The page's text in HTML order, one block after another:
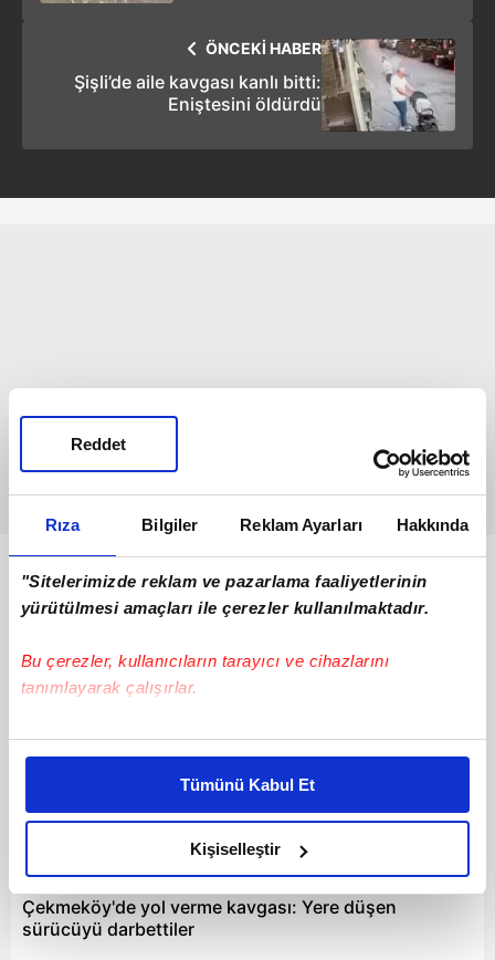
Rıza Bilgiler Reklam Ayarları Hakkında
"Sitelerimizde reklam ve pazarlama faaliyetlerinin
yürütülmesi amaçları ile çerezler kullanılmaktadır.
Bu çerezler, kullanıcıların tarayıcı ve cihazlarını
tanımlayarak çalışırlar.
Bu çerezlere izin vermeniz halinde sizlere özel
daha iyi reklam deneyimi yaşatabiliriz. Bunu yaparken
amacımızın size daha iyi bir reklam deneyimi sunmak
olduğunu ve sizlere en iyi içerikleri sunabilmek adına
elimizden gelen çabayı gösterdiğimizi ve bu noktada,
reklamların maliyetlerimizi karşılamak noktasında tek gelir
kalemimiz olduğunu sizlere hatırlatmak isteriz.
Tümünü Kabul Et
Kişiselleştir
Reddet
ÖNCEKİ HABER
Şişli’de aile kavgası kanlı bitti:
Eniştesini öldürdü
Bunlar da Var
Çekmeköy'de yol verme kavgası: Yere düşen
sürücüyü darbettiler